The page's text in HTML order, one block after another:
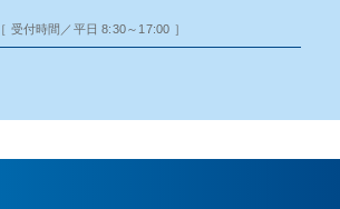
［ 受付時間／平日 8:30～17:00 ］